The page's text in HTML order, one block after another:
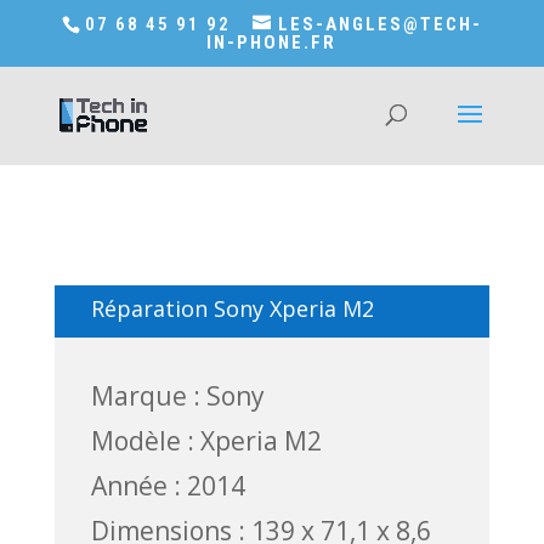
Accédez a Shop-in-tech-in-phone
07 68 45 91 92
LES-ANGLES@TECH-
IN-PHONE.FR
Réparation Sony Xperia M2
Marque : Sony
Modèle : Xperia M2
Année : 2014
Dimensions : 139 x 71,1 x 8,6